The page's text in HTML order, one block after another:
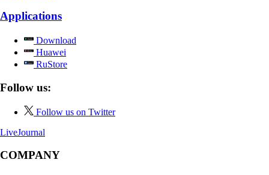
Applications
Download
Huawei
RuStore
Follow us:
Follow us on Twitter
LiveJournal
COMPANY